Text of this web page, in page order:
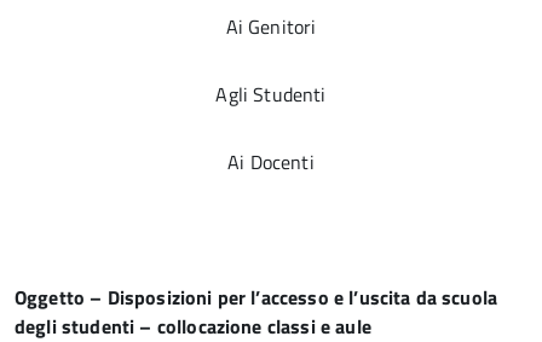
Ai Genitori
Agli Studenti
Ai Docenti
Oggetto – Disposizioni per l’accesso e l’uscita da scuola
degli studenti – collocazione classi e aule